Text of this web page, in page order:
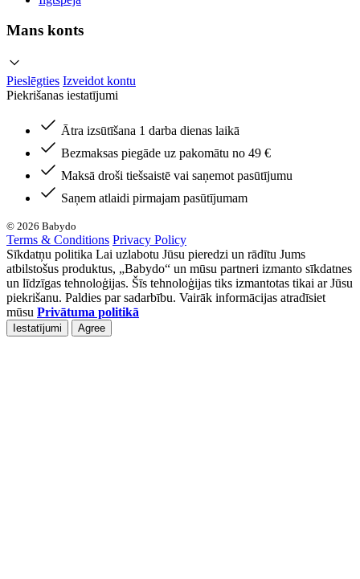
Mans konts
Pieslēgties Izveidot kontu
Piekrišanas iestatījumi
Ātra izsūtīšana 1 darba dienas laikā
Bezmaksas piegāde uz pakomātu no 49 €
Maksā droši tiešsaistē vai saņemot pasūtījumu
Saņem atlaidi pirmajam pasūtījumam
© 2026 Babydo
Terms & Conditions Privacy Policy
Sīkdatņu politika Lai uzlabotu Jūsu pieredzi un rādītu Jums
atbilstošus produktus, „Babydo“ un mūsu partneri izmanto sīkdatnes
un līdzīgas tehnoloģijas. Šīs tehnoloģijas tiks izmantotas tikai ar Jūsu
piekrišanu. Paldies par sadarbību. Vairāk informācijas atradīsiet
mūsu Privātuma politikā
Iestatījumi Agree